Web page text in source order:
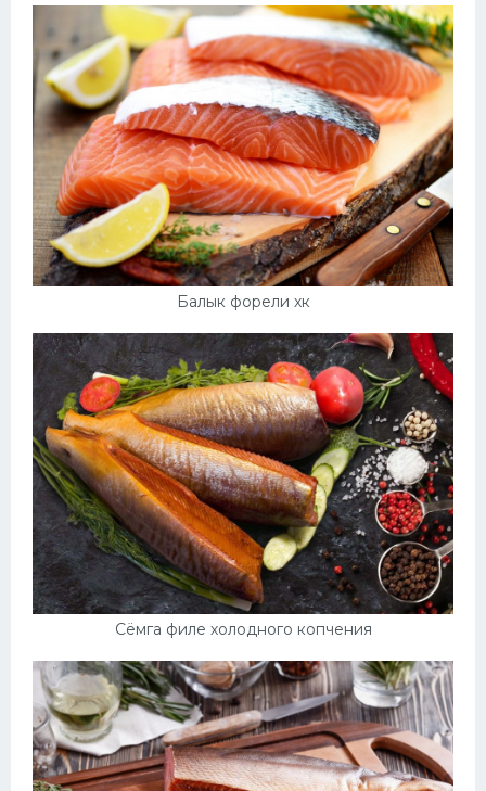
Балык форели хк
Сёмга филе холодного копчения